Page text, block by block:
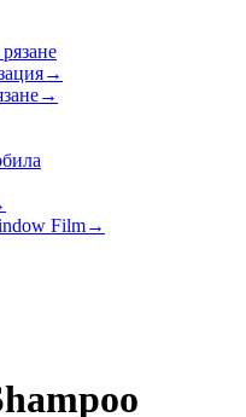
→
→
Film→